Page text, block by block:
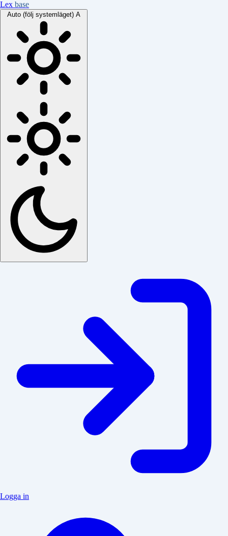
Lex base
Auto (följ systemläget) A
Logga in